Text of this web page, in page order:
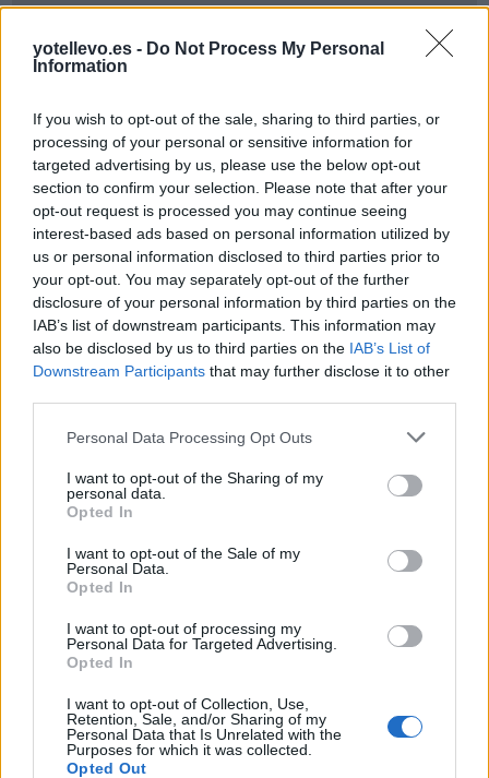
yotellevo.es - Do Not Process My Personal
Information
If you wish to opt-out of the sale, sharing to third parties, or
processing of your personal or sensitive information for
targeted advertising by us, please use the below opt-out
section to confirm your selection. Please note that after your
opt-out request is processed you may continue seeing
interest-based ads based on personal information utilized by
us or personal information disclosed to third parties prior to
your opt-out. You may separately opt-out of the further
disclosure of your personal information by third parties on the
IAB’s list of downstream participants. This information may
also be disclosed by us to third parties on the IAB’s List of
Downstream Participants that may further disclose it to other
Personal Data Processing Opt Outs
I want to opt-out of the Sharing of my
personal data.
Opted In
I want to opt-out of the Sale of my
Personal Data.
Opted In
I want to opt-out of processing my
Personal Data for Targeted Advertising.
Opted In
I want to opt-out of Collection, Use,
Retention, Sale, and/or Sharing of my
Personal Data that Is Unrelated with the
Purposes for which it was collected.
Opted Out
Cómo ir desde Getxo a Copenhagen
Resumen de datos de la ruta entre Getxo y
Copenhagen
Tipo de
combustible
Precio
por litro
Gasto
Gasto
Gasto
Gasolina 95
0,00€ 107l.-
0,00€
150
0,00€
214l.
0,00€
0,00€
0,00€
0,00€ 107l.-
0,00€
150l.-
0,00€
214l.-